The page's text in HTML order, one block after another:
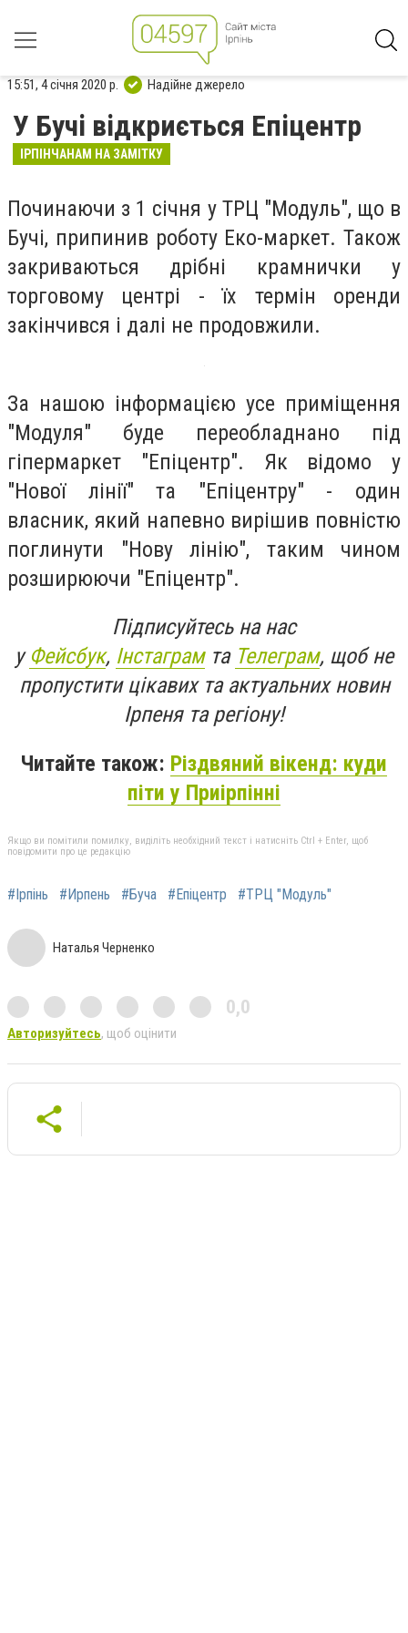
15:51, 4 січня 2020 р. Надійне джерело
У Бучі відкриється Епіцентр
ІРПІНЧАНАМ НА ЗАМІТКУ
Починаючи з 1 січня у ТРЦ "Модуль", що в
Бучі, припинив роботу Еко-маркет. Також
закриваються дрібні крамнички у
торговому центрі - їх термін оренди
закінчився і далі не продовжили.
За нашою інформацією усе приміщення
"Модуля" буде переобладнано під
гіпермаркет "Епіцентр". Як відомо у
"Нової лінії" та "Епіцентру" - один
власник, який напевно вирішив повністю
поглинути "Нову лінію", таким чином
розширюючи "Епіцентр".
Підписуйтесь на нас
у Фейсбук, Інстаграмта Телеграм, щоб не
пропустити цікавих та актуальних новин
Ірпеня та регіону!
Читайте також: Різдвяний вікенд: куди
піти у Приірпінні
Якщо ви помітили помилку, виділіть необхідний текст і натисніть Ctrl + Enter, щоб
повідомити про це редакцію
#Ірпінь #Ирпень #Буча #Епіцентр #ТРЦ "Модуль"
Наталья Черненко
0,0
Авторизуйтесь, щоб оцінити